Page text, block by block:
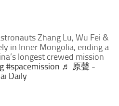
Zhang Lu, Wu Fei &
in Inner Mongolia, ending a
longest crewed mission
#spacemission ♬ 原聲 -
Daily